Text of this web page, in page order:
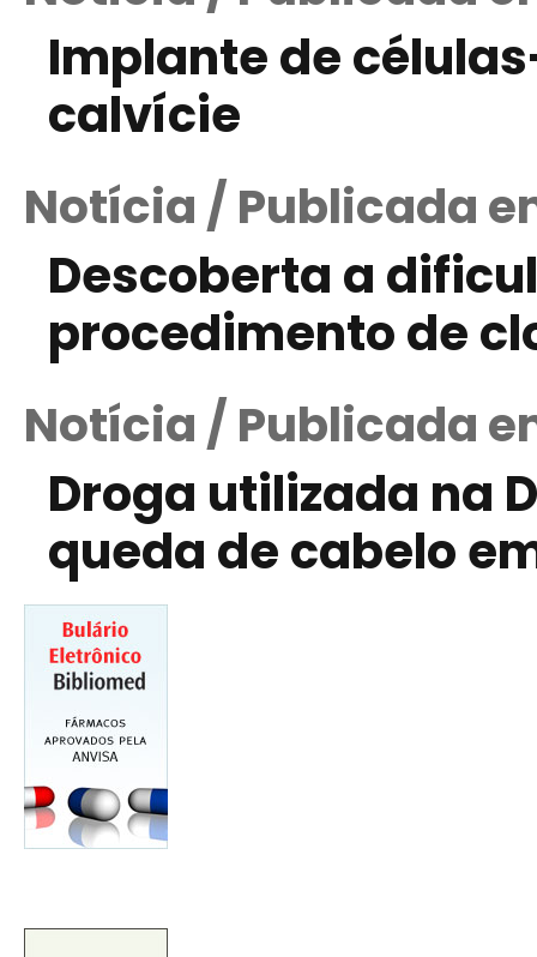
Implante de
calvície
Notícia / Publicada
Descoberta a
procedimento de
Notícia / Publicada
Droga utilizada na
queda de cabelo